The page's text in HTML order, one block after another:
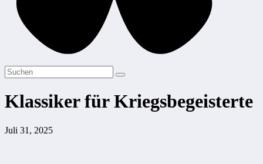
Klassiker für Kriegsbegeisterte
Juli 31, 2025